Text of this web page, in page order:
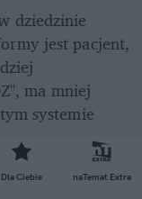
Dla Ciebie naTemat Extra
dziedzinie
jest pacjent,
ma mniej
systemie